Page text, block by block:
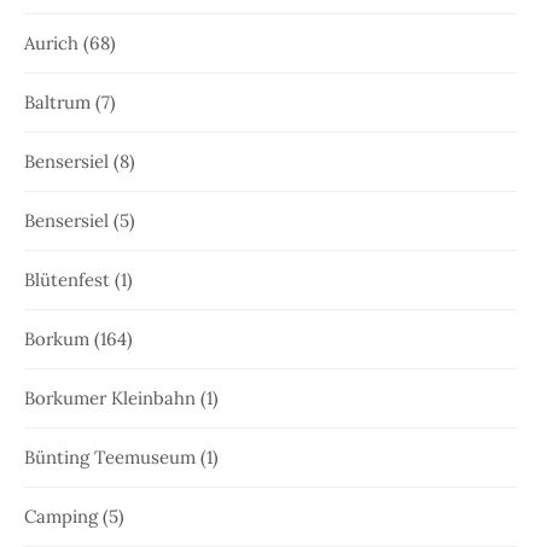
Aurich (68)
Baltrum (7)
Bensersiel (8)
Bensersiel (5)
Blütenfest (1)
Borkum (164)
Borkumer Kleinbahn (1)
Bünting Teemuseum (1)
Camping(5)